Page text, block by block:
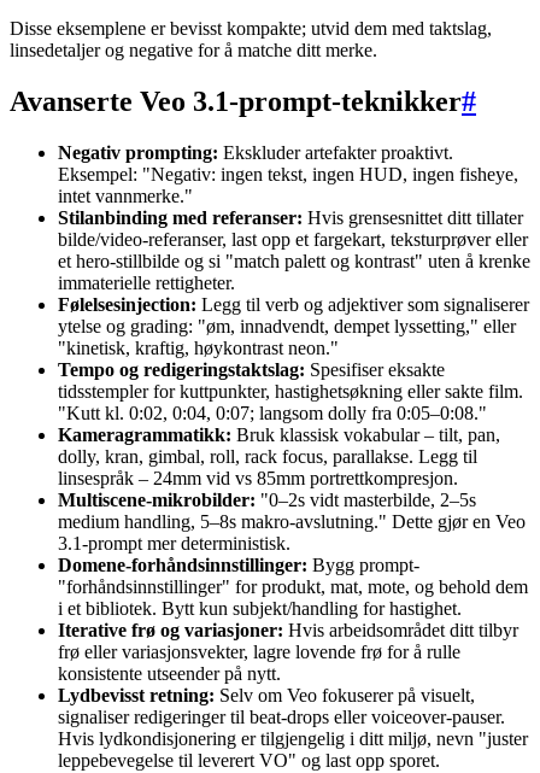
Disse eksemplene er bevisst kompakte; utvid dem med taktslag,
linsedetaljer og negative for å matche ditt merke.
Avanserte Veo 3.1-prompt-teknikker#
Negativ prompting: Ekskluder artefakter proaktivt.
Eksempel: "Negativ: ingen tekst, ingen HUD, ingen fisheye,
intet vannmerke."
Stilanbinding med referanser: Hvis grensesnittet ditt tillater
bilde/video-referanser, last opp et fargekart, teksturprøver eller
et hero-stillbilde og si "match palett og kontrast" uten å krenke
immaterielle rettigheter.
Følelsesinjection: Legg til verb og adjektiver som signaliserer
ytelse og grading: "øm, innadvendt, dempet lyssetting," eller
"kinetisk, kraftig, høykontrast neon."
Tempo og redigeringstaktslag: Spesifiser eksakte
tidsstempler for kuttpunkter, hastighetsøkning eller sakte film.
"Kutt kl. 0:02, 0:04, 0:07; langsom dolly fra 0:05–0:08."
Kameragrammatikk: Bruk klassisk vokabular – tilt, pan,
dolly, kran, gimbal, roll, rack focus, parallakse. Legg til
linsespråk – 24mm vid vs 85mm portrettkompresjon.
Multiscene-mikrobilder: "0–2s vidt masterbilde, 2–5s
medium handling, 5–8s makro-avslutning." Dette gjør en Veo
3.1-prompt mer deterministisk.
Domene-forhåndsinnstillinger: Bygg prompt-
"forhåndsinnstillinger" for produkt, mat, mote, og behold dem
i et bibliotek. Bytt kun subjekt/handling for hastighet.
Iterative frø og variasjoner: Hvis arbeidsområdet ditt tilbyr
frø eller variasjonsvekter, lagre lovende frø for å rulle
konsistente utseender på nytt.
Lydbevisst retning: Selv om Veo fokuserer på visuelt,
signaliser redigeringer til beat-drops eller voiceover-pauser.
Hvis lydkondisjonering er tilgjengelig i ditt miljø, nevn "juster
leppebevegelse til leverert VO" og last opp sporet.